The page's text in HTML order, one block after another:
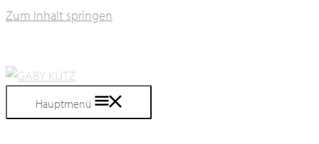
Zum Inhalt springen
Hauptmenü